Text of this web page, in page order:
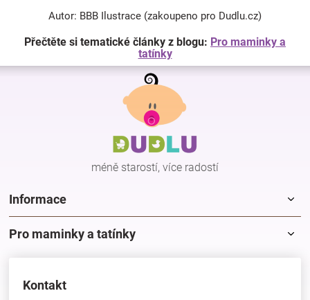
Autor: BBB Ilustrace (zakoupeno pro Dudlu.cz)
Přečtěte si tematické články z blogu: Pro maminky a
tatínky
Z
méně starostí, více radostí
Informace
Pro maminky a tatínky
Kontakt